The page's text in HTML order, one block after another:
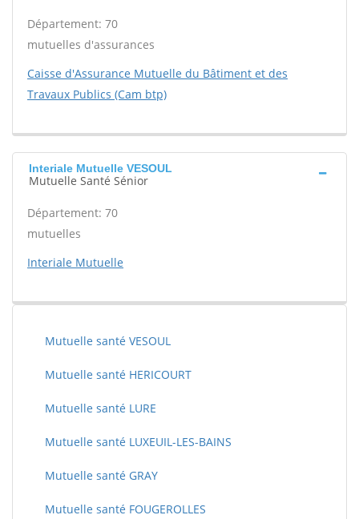
Département: 70
mutuelles d'assurances
Caisse d'Assurance Mutuelle du Bâtiment et des
Travaux Publics (Cam btp)
Interiale Mutuelle VESOUL
Mutuelle Santé Sénior
Département: 70
mutuelles
Interiale Mutuelle
Mutuelle santé VESOUL
Mutuelle santé HERICOURT
Mutuelle santé LURE
Mutuelle santé LUXEUIL-LES-BAINS
Mutuelle santé GRAY
Mutuelle santé FOUGEROLLES